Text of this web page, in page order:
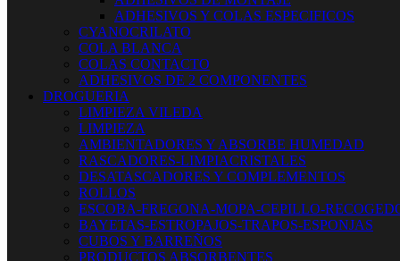
ADHESIVOS Y COLAS ESPECIFICOS
CYANOCRILATO
COLA BLANCA
COLAS CONTACTO
ADHESIVOS DE 2 COMPONENTES
DROGUERIA
LIMPIEZA VILEDA
LIMPIEZA
AMBIENTADORES Y ABSORBE HUMEDAD
RASCADORES-LIMPIACRISTALES
DESATASCADORES Y COMPLEMENTOS
ROLLOS
ESCOBA-FREGONA-MOPA-CEPILLO-
BAYETAS-ESTROPAJOS-TRAPOS-ESPONJAS
CUBOS Y BARREÑOS
PRODUCTOS ABSORBENTES